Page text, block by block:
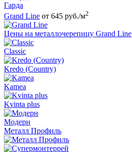
Гарда
Grand Line от 645 руб./м2
Цены на металлочерепицу Grand Line
Classic
Kredo (Country)
Kamea
Kvinta plus
Модерн
Металл Профиль